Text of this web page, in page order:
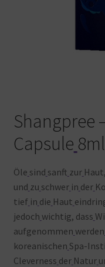
Shangpree
Capsule
Öle sind sanft zur
und zu schwer in der
tief in die Haut
jedoch wichtig, dass
aufgenommen werden
koreanischen Spa-
Cleverness der Natur